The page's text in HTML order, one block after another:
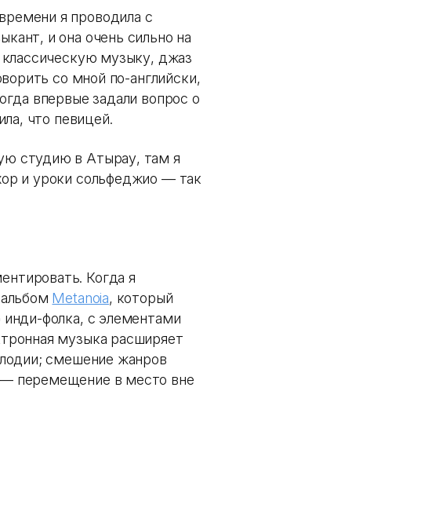
я проводила с
и она очень сильно на
классическую музыку, джаз
со мной по-английски,
впервые задали вопрос о
что певицей.
студию в Атырау, там я
и уроки сольфеджио — так
Когда я
Metanoia, который
инди-фолка, с элементами
музыка расширяет
смешение жанров
— перемещение в место вне